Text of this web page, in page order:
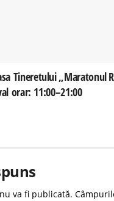
Tineretului „Maratonul
orar: 11:00–21:00
va fi publicată.